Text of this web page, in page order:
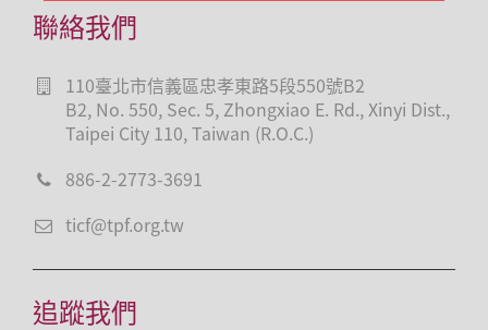
聯絡我們
110臺北市信義區忠孝東路5段550號B2
B2, No. 550, Sec. 5, Zhongxiao E. Rd., Xinyi Dist.,
Taipei City 110, Taiwan (R.O.C.)
886-2-2773-3691
ticf@tpf.org.tw
追蹤我們